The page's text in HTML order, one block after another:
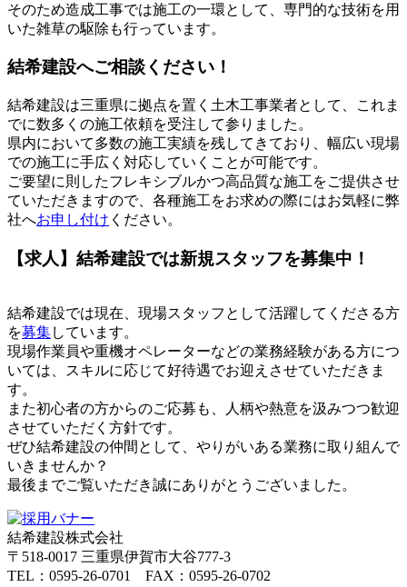
そのため造成工事では施工の一環として、専門的な技術を用
いた雑草の駆除も行っています。
結希建設へご相談ください！
結希建設は三重県に拠点を置く土木工事業者として、これま
でに数多くの施工依頼を受注して参りました。
県内において多数の施工実績を残してきており、幅広い現場
での施工に手広く対応していくことが可能です。
ご要望に則したフレキシブルかつ高品質な施工をご提供させ
ていただきますので、各種施工をお求めの際にはお気軽に弊
社へお申し付け ください。
【求人】結希建設では新規スタッフを募集中！
結希建設では現在、現場スタッフとして活躍してくださる方
を募集しています。
現場作業員や重機オペレーターなどの業務経験がある方につ
いては、スキルに応じて好待遇でお迎えさせていただきま
す。
また初心者の方からのご応募も、人柄や熱意を汲みつつ歓迎
させていただく方針です。
ぜひ結希建設の仲間として、やりがいある業務に取り組んで
いきませんか？
最後までご覧いただき誠にありがとうございました。
結希建設株式会社
〒518-0017 三重県伊賀市大谷777-3
TEL：0595-26-0701 FAX：0595-26-0702